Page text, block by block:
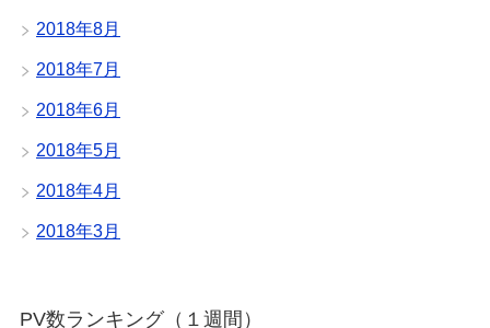
2018年8月
2018年7月
2018年6月
2018年5月
2018年4月
2018年3月
PV数ランキング（１週間）